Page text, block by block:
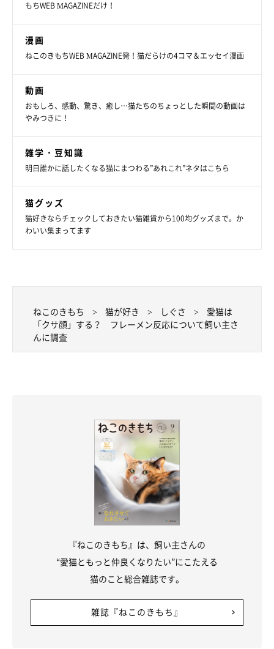
もちWEB MAGAZINEだけ！
漫画
ねこのきもちWEB MAGAZINE発！猫だらけの4コマ＆エッセイ漫画
動画
おもしろ、感動、驚き、癒し…猫たちのちょっとした瞬間の動画は
やみつきに！
雑学・豆知識
明日誰かに話したくなる猫にまつわる”あれこれ”ネタはこちら
猫グッズ
猫好きならチェックしておきたい猫雑貨から100均グッズまで。か
わいい集まってます
ねこのきもち 猫が好き しぐさ
愛猫は
「クサ顔」する？ フレーメン反応について飼い主さ
んに調査
『ねこのきもち』は、飼い主さんの
“愛猫ともっと仲良くなりたい”にこたえる
猫のこと総合雑誌です。
雑誌『ねこのきもち』